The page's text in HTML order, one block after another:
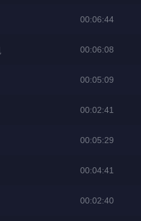
00:06:44
00:06:08
00:05:09
00:02:41
00:05:29
00:04:41
00:02:40